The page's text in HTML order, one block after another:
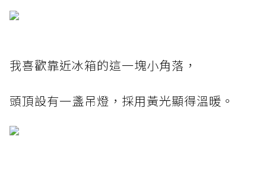
我喜歡靠近冰箱的這一塊小角落，
頭頂設有一盞吊燈，採用黃光顯得溫暖。